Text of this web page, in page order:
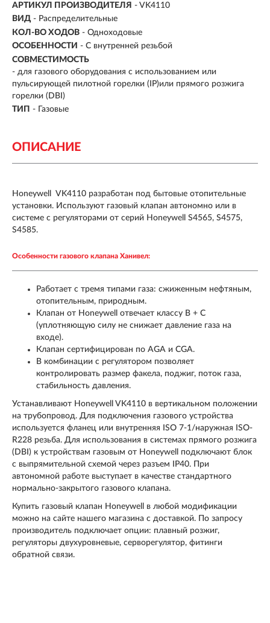
АРТИКУЛ ПРОИЗВОДИТЕЛЯ - VK4110
ВИД - Распределительные
КОЛ-ВО ХОДОВ - Одноходовые
ОСОБЕННОСТИ - С внутренней резьбой
СОВМЕСТИМОСТЬ
- для газового оборудования с использованием или
пульсирующей пилотной горелки (IP)или прямого розжига
горелки (DBI)
ТИП - Газовые
ОПИСАНИЕ
Honeywell VK4110 разработан под бытовые отопительные
установки. Используют газовый клапан автономно или в
системе с регуляторами от серий Honeywell S4565, S4575,
S4585.
Особенности газового клапана Ханивел:
Работает с тремя типами газа: сжиженным нефтяным,
отопительным, природным.
Клапан от Honeywell отвечает классу B + C
(уплотняющую силу не снижает давление газа на
входе).
Клапан сертифицирован по AGA и CGA.
В комбинации с регулятором позволяет
контролировать размер факела, поджиг, поток газа,
стабильность давления.
Устанавливают Honeywell VK4110 в вертикальном положении
на трубопровод. Для подключения газового устройства
используется фланец или внутренняя ISO 7-1/наружная ISO-
R228 резьба. Для использования в системах прямого розжига
(DBI) к устройствам газовым от Honeywell подключают блок
с выпрямительной схемой через разъем IP40. При
автономной работе выступает в качестве стандартного
нормально-закрытого газового клапана.
Купить газовый клапан Honeywell в любой модификации
можно на сайте нашего магазина с доставкой. По запросу
производитель подключает опции: плавный розжиг,
регуляторы двухуровневые, серворегулятор, фитинги
обратной связи.